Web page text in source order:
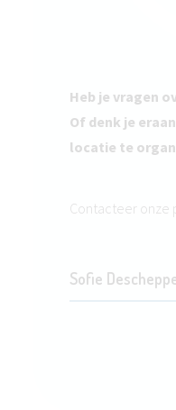
Heb je vragen
Of denk je
locatie te
Contacteer onze
Sofie